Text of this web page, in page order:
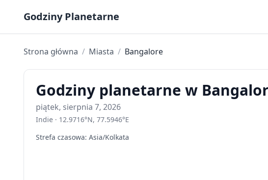
Godziny Planetarne
Strona główna / Miasta / Bangalore
Godziny planetarne w
piątek, sierpnia 7, 2026
Indie · 12.9716°N, 77.5946°E
Strefa czasowa: Asia/Kolkata